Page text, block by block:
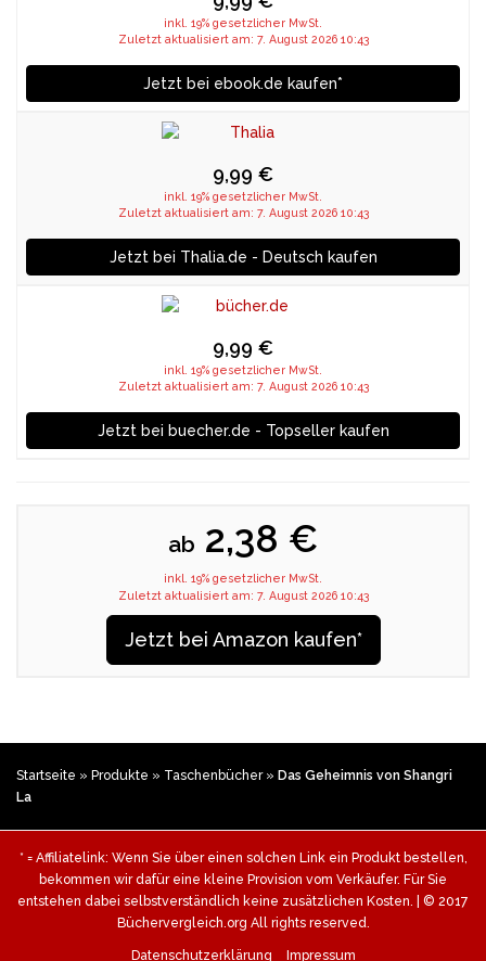
inkl. 19% gesetzlicher MwSt.
Zuletzt aktualisiert am: 7. August 2026 10:43
Jetzt bei ebook.de kaufen*
9,99 €
inkl. 19% gesetzlicher MwSt.
Zuletzt aktualisiert am: 7. August 2026 10:43
Jetzt bei Thalia.de - Deutsch kaufen
9,99 €
inkl. 19% gesetzlicher MwSt.
Zuletzt aktualisiert am: 7. August 2026 10:43
Jetzt bei buecher.de - Topseller kaufen
ab 2,38 €
inkl. 19% gesetzlicher MwSt.
Zuletzt aktualisiert am: 7. August 2026 10:43
Jetzt bei Amazon kaufen*
Startseite » Produkte » Taschenbücher» Das Geheimnis von Shangri
La
* = Affiliatelink: Wenn Sie über einen solchen Link ein Produkt bestellen,
bekommen wir dafür eine kleine Provision vom Verkäufer. Für Sie
entstehen dabei selbstverständlich keine zusätzlichen Kosten. | © 2017
Büchervergleich.org All rights reserved.
Datenschutzerklärung
Impressum